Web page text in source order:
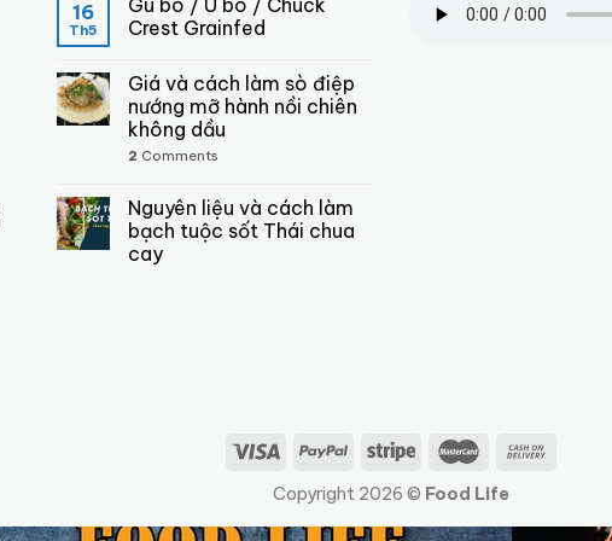
16
Th5
Gù bò / U bò / Chuck
Crest Grainfed
Giá và cách làm sò điệp
nướng mỡ hành nồi chiên
không dầu
2 Comments
Nguyên liệu và cách làm
bạch tuộc sốt Thái chua
cay
Copyright 2026 © Food Life